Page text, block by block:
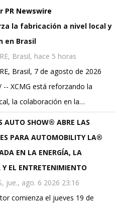
PR Newswire
la fabricación a nivel local y
en Brasil
Brasil, hace 5 horas
Brasil, 7 de agosto de 2026
-- XCMG está reforzando la
la colaboración en la…
AUTO SHOW® ABRE LAS
PARA AUTOMOBILITY LA®
EN LA ENERGÍA, LA
EL ENTRETENIMIENTO
jue., ago. 6 2026 23:16
comienza el jueves 19 de